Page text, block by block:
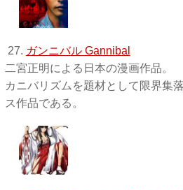
27. ガンニバル Gannibal
二宮正明による日本の漫画作品。
カニバリズムを題材として限界集
ス作品である。